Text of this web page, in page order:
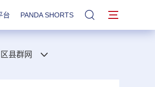
台 PANDA SHORTS 站内搜索
区县群网